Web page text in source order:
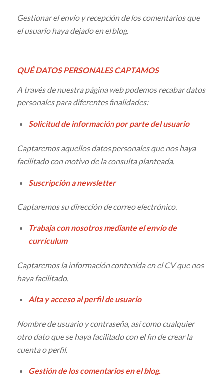
Gestionar el envío y recepción de los comentarios que
el usuario haya dejado en el blog.
QUÉ DATOS PERSONALES CAPTAMOS
A través de nuestra página web podemos recabar datos
personales para diferentes finalidades:
Solicitud de información por parte del usuario
Captaremos aquellos datos personales que nos haya
facilitado con motivo de la consulta planteada.
Suscripción a newsletter
Captaremos su dirección de correo electrónico.
Trabaja con nosotros mediante el envío de
currículum
Captaremos la información contenida en el CV que nos
haya facilitado.
Alta y acceso al perfil de usuario
Nombre de usuario y contraseña, así como cualquier
otro dato que se haya facilitado con el fin de crear la
cuenta o perfil.
Gestión de los comentarios en el blog.